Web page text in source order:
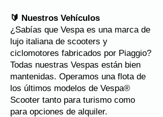
🔰 Nuestros Vehículos
¿Sabías que Vespa es una marca de
lujo italiana de scooters y
ciclomotores fabricados por Piaggio?
Todas nuestras Vespas están bien
mantenidas. Operamos una flota de
los últimos modelos de Vespa®
Scooter tanto para turismo como
para opciones de alquiler.